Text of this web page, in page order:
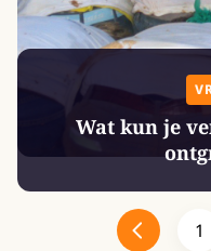
Wat kun je
1